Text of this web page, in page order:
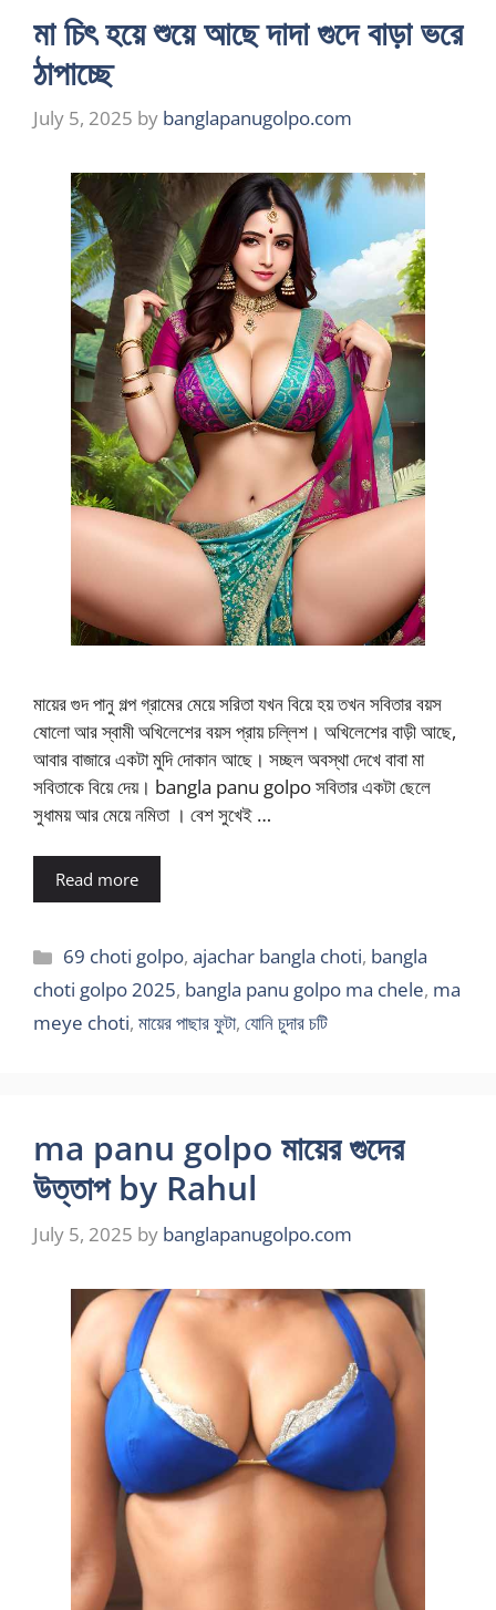
মা চিৎ হয়ে শুয়ে আছে দাদা গুদে বাড়া ভরে
ঠাপাচ্ছে
July 5, 2025 by banglapanugolpo.com
মায়ের গুদ পানু গল্প গ্রামের মেয়ে সরিতা যখন বিয়ে হয় তখন সবিতার বয়স
ষোলো আর স্বামী অখিলেশের বয়স প্রায় চল্লিশ। অখিলেশের বাড়ী আছে,
আবার বাজারে একটা মুদি দোকান আছে। সচ্ছল অবস্থা দেখে বাবা মা
সবিতাকে বিয়ে দেয়। bangla panu golpo সবিতার একটা ছেলে
সুধাময় আর মেয়ে নমিতা । বেশ সুখেই …
Read more
Categories
69 choti golpo,ajachar bangla choti, bangla
choti golpo 2025, bangla panu golpo ma chele, ma
meye choti, মায়ের পাছার ফুটা, যোনি চুদার চটি
ma panu golpo মায়ের গুদের
উত্তাপ by Rahul
July 5, 2025 by banglapanugolpo.com